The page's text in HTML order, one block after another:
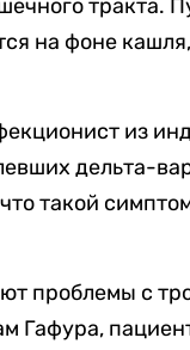
тракта.
на фоне
из
дельта-
такой
проблемы с
Гафура,